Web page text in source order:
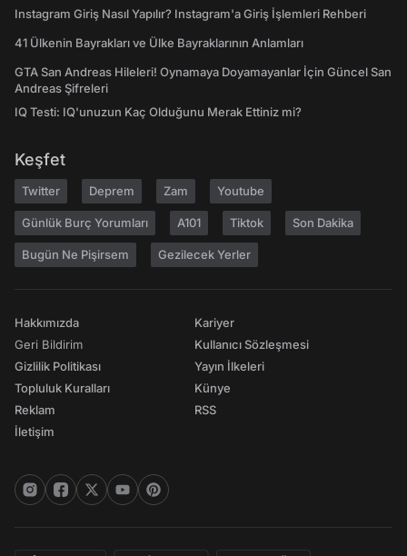
Instagram Giriş Nasıl Yapılır? Instagram'a Giriş İşlemleri Rehberi
41 Ülkenin Bayrakları ve Ülke Bayraklarının Anlamları
GTA San Andreas Hileleri! Oynamaya Doyamayanlar İçin Güncel San
Andreas Şifreleri
IQ Testi: IQ'unuzun Kaç Olduğunu Merak Ettiniz mi?
Keşfet
Twitter Deprem Zam Youtube
Günlük Burç Yorumları A101 Tiktok Son Dakika
Bugün Ne Pişirsem Gezilecek Yerler
Hakkımızda
Geri Bildirim
Gizlilik Politikası
Topluluk Kuralları
Reklam
İletişim
Kariyer
Kullanıcı Sözleşmesi
Yayın İlkeleri
Künye
RSS